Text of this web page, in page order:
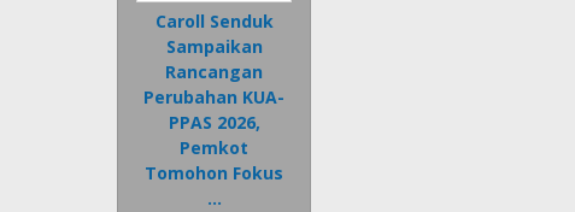
Caroll Senduk
Sampaikan
Rancangan
Perubahan KUA-
PPAS 2026,
Pemkot
Tomohon Fokus
…